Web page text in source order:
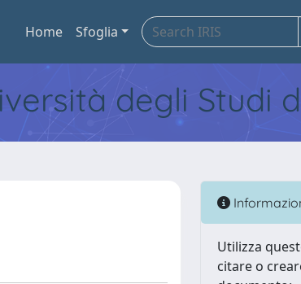
Home Sfoglia
degli Studi
Utilizza
citare o